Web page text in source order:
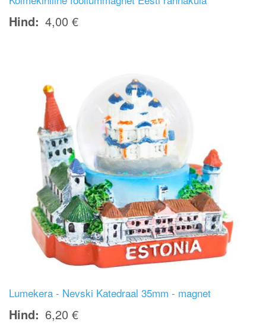
Hind 4,00 €
Lumekera - Nevski Katedraal 35mm - magnet
Hind 6,20 €